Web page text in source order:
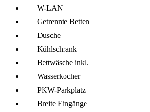
W-LAN
Getrennte Betten
Dusche
Kühl­schrank
Bettwäsche inkl.
Wasserkocher
PKW-Parkplatz
Breite Eingänge